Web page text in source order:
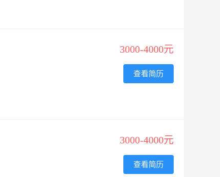
3000-4000元
查看简历
3000-4000元
查看简历